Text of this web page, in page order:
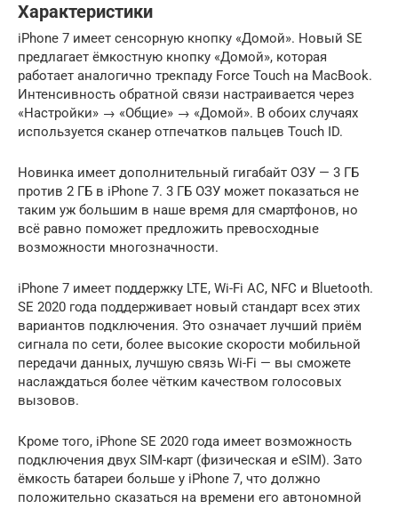
Характеристики
iPhone 7 имеет сенсорную кнопку «Домой». Новый SE
предлагает ёмкостную кнопку «Домой», которая
работает аналогично трекпаду Force Touch на MacBook.
Интенсивность обратной связи настраивается через
«Настройки» → «Общие» → «Домой». В обоих случаях
используется сканер отпечатков пальцев Touch ID.
Новинка имеет дополнительный гигабайт ОЗУ — 3 ГБ
против 2 ГБ в iPhone 7. 3 ГБ ОЗУ может показаться не
таким уж большим в наше время для смартфонов, но
всё равно поможет предложить превосходные
возможности многозначности.
iPhone 7 имеет поддержку LTE, Wi-Fi AC, NFC и Bluetooth.
SE 2020 года поддерживает новый стандарт всех этих
вариантов подключения. Это означает лучший приём
сигнала по сети, более высокие скорости мобильной
передачи данных, лучшую связь Wi-Fi — вы сможете
наслаждаться более чётким качеством голосовых
вызовов.
Кроме того, iPhone SE 2020 года имеет возможность
подключения двух SIM-карт (физическая и eSIM). Зато
ёмкость батареи больше у iPhone 7, что должно
положительно сказаться на времени его автономной